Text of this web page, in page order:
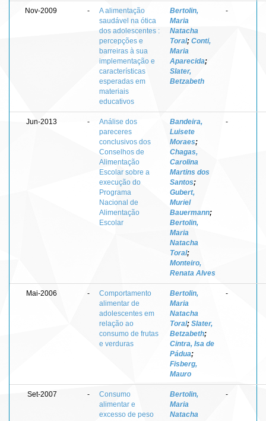
Nov-2009 -
A alimentação
saudável na ótica
dos adolescentes :
percepções e
barreiras à sua
implementação e
características
esperadas em
materiais
educativos
Bertolin,
Maria
Natacha
Toral; Conti,
Maria
Aparecida;
Slater,
Betzabeth
-
Jun-2013 -
Análise dos
pareceres
conclusivos dos
Conselhos de
Alimentação
Escolar sobre a
execução do
Programa
Nacional de
Alimentação
Escolar
Bandeira,
Luisete
Moraes;
Chagas,
Carolina
Martins dos
Santos;
Gubert,
Muriel
Bauermann;
Bertolin,
Maria
Natacha
Toral;
Monteiro,
Renata Alves
-
Mai-2006 -
Comportamento
alimentar de
adolescentes em
relação ao
consumo de frutas
e verduras
Bertolin,
Maria
Natacha
Toral; Slater,
Betzabeth;
Cintra, Isa de
Pádua;
Fisberg,
Mauro
-
Set-2007 -
Consumo
alimentar e
excesso de peso
Bertolin,
Maria
Natacha
-